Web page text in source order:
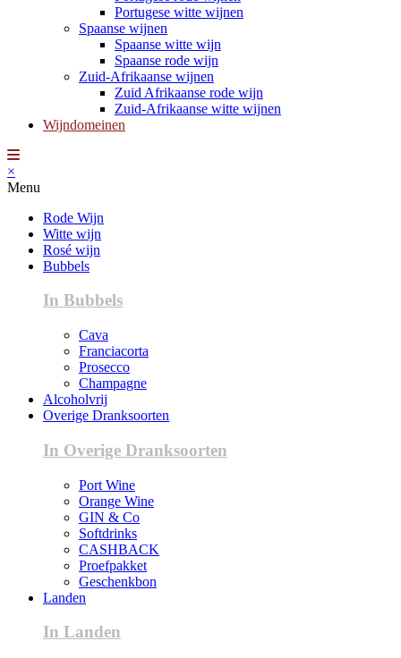
Portugese witte wijnen
Spaanse wijnen
Spaanse witte wijn
Spaanse rode wijn
Zuid-Afrikaanse wijnen
Zuid Afrikaanse rode wijn
Zuid-Afrikaanse witte wijnen
Wijndomeinen
×
Menu
Rode Wijn
Witte wijn
Rosé wijn
Bubbels
In Bubbels
Cava
Franciacorta
Prosecco
Champagne
Alcoholvrij
Overige Dranksoorten
In Overige Dranksoorten
Port Wine
Orange Wine
GIN & Co
Softdrinks
CASHBACK
Proefpakket
Geschenkbon
Landen
In Landen